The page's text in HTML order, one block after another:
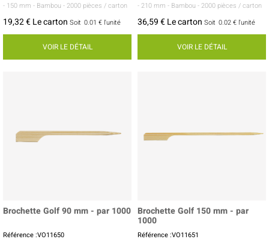
- 150 mm - Bambou - 2000 pièces / carton
19,32 € Le carton Soit 0.01 € l'unité
VOIR LE DÉTAIL
- 210 mm - Bambou - 2000 pièces / carton
36,59 € Le carton Soit 0.02 € l'unité
VOIR LE DÉTAIL
Brochette Golf 90 mm - par 1000
Référence :VO11650
Brochette Golf 150 mm - par
1000
Référence :VO11651